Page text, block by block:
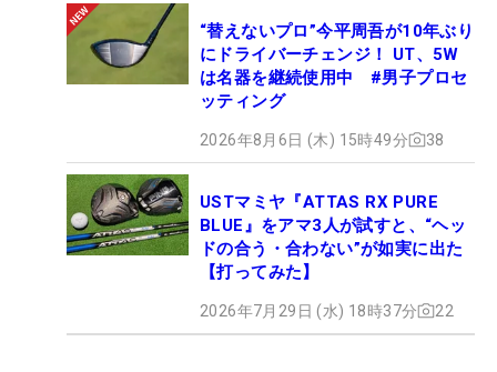
“替えないプロ”今平周吾が10年ぶり
にドライバーチェンジ！ UT、5W
は名器を継続使用中 #男子プロセ
ッティング
2026年8月6日 (木) 15時49分 38
USTマミヤ『ATTAS RX PURE
BLUE』をアマ3人が試すと、“ヘッ
ドの合う・合わない”が如実に出た
【打ってみた】
2026年7月29日 (水) 18時37分 22